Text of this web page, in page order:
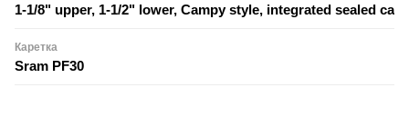
1-1/8" upper, 1-1/2" lower, Campy style, integrated sealed
Каретка
Sram PF30